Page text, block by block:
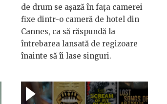
de drum se așază în fața camerei
fixe dintr-o cameră de hotel din
Cannes, ca să răspundă la
întrebarea lansată de regizoare
înainte să îi lase singuri.